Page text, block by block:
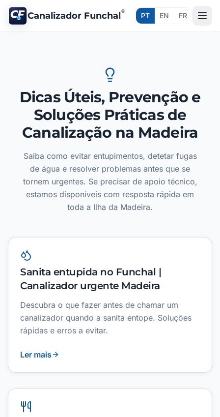
Canalizador Funchal®
PT EN FR
Dicas Úteis, Prevenção e
Soluções Práticas de
Canalização na Madeira
Saiba como evitar entupimentos, detetar fugas
de água e resolver problemas antes que se
tornem urgentes. Se precisar de apoio técnico,
estamos disponíveis com resposta rápida em
toda a Ilha da Madeira.
Sanita entupida no Funchal |
Canalizador urgente Madeira
Descubra o que fazer antes de chamar um
canalizador quando a sanita entope. Soluções
rápidas e erros a evitar.
Ler mais